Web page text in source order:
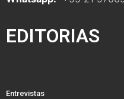
EDITORIAS
Entrevistas